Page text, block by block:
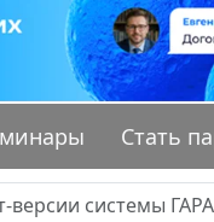
Стать